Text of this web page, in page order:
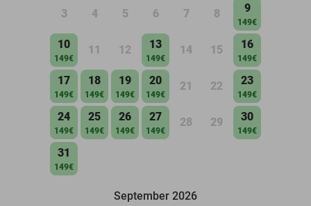
3 4 5 6 7 8 9
149€
10
149€
11 12 13
149€
14 15 16
149€
17
149€
18
149€
19
149€
20
149€
21 22 23
149€
24
149€
25
149€
26
149€
27
149€
28 29 30
149€
31
149€
September 2026